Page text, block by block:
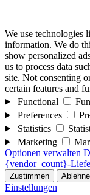
We use technologies
information. We do
show personalized
us to process data
site. Not consenting
certain features and
Functional
Preferences
Statistics
Marketing
Optionen verwalten
{vendor_count}-
Zustimmen
Einstellungen